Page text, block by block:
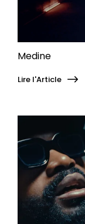
Medine
Lire l'Article